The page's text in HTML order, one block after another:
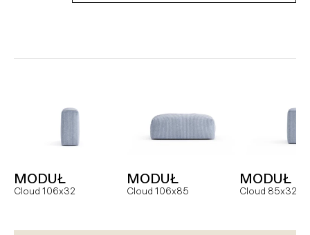
MODUŁ
Cloud 106x32
MODUŁ
Cloud 106x85
MODUŁ
Cloud 85x32
FOTEL
Slay
MODUŁ
Slay MC
MODUŁ
Slay ML